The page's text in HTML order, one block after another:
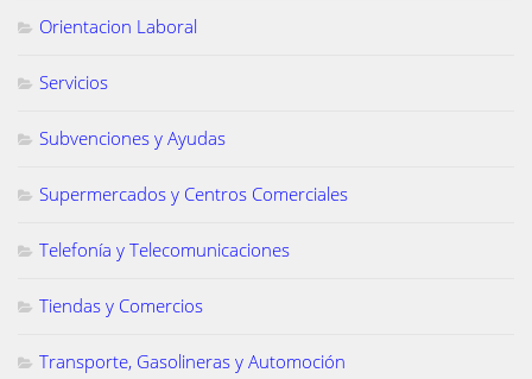
Orientacion Laboral
Servicios
Subvenciones y Ayudas
Supermercados y Centros Comerciales
Telefonía y Telecomunicaciones
Tiendas y Comercios
Transporte, Gasolineras y Automoción